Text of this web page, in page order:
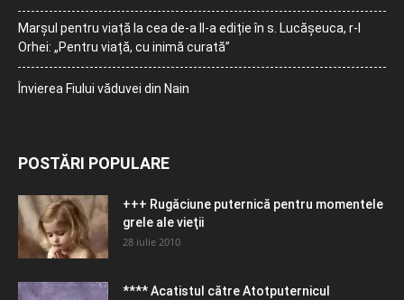
Marșul pentru viață la cea de-a II-a ediție în s. Lucășeuca, r-l
Orhei: „Pentru viață, cu inimă curată”
Învierea Fiului văduvei din Nain
POSTĂRI POPULARE
+++ Rugăciune puternică pentru momentele
grele ale vieţii
28 iulie 2010
**** Acatistul către Atotputernicul